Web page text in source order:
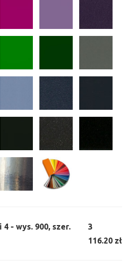
- wys. 900, szer.
3
116.20 zł